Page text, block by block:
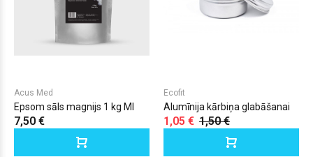
Acus Med
Epsom sāls magnijs 1 kg MI
7,50 €
Ecofit
Alumīnija kārbiņa glabāšanai
1,05 € 1,50 €